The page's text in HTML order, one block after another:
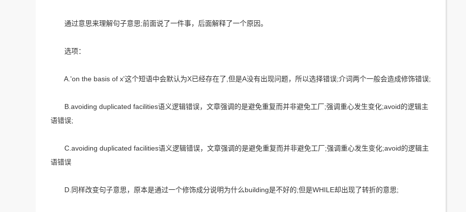
通过意思来理解句子意思;前面说了一件事，后面解释了一个原因。
选项：
A.'on the basis of x'这个短语中会默认为X已经存在了,但是A没有出现问题，所以选择错误;介词两个一般会造成修饰错误;
B.avoiding duplicated facilities语义逻辑错误，文章强调的是避免重复而并非避免工厂;强调重心发生变化;avoid的逻辑主
语错误;
C.avoiding duplicated facilities语义逻辑错误，文章强调的是避免重复而并非避免工厂;强调重心发生变化;avoid的逻辑主
语错误
D.同样改变句子意思，原本是通过一个修饰成分说明为什么building是不好的;但是WHILE却出现了转折的意思;